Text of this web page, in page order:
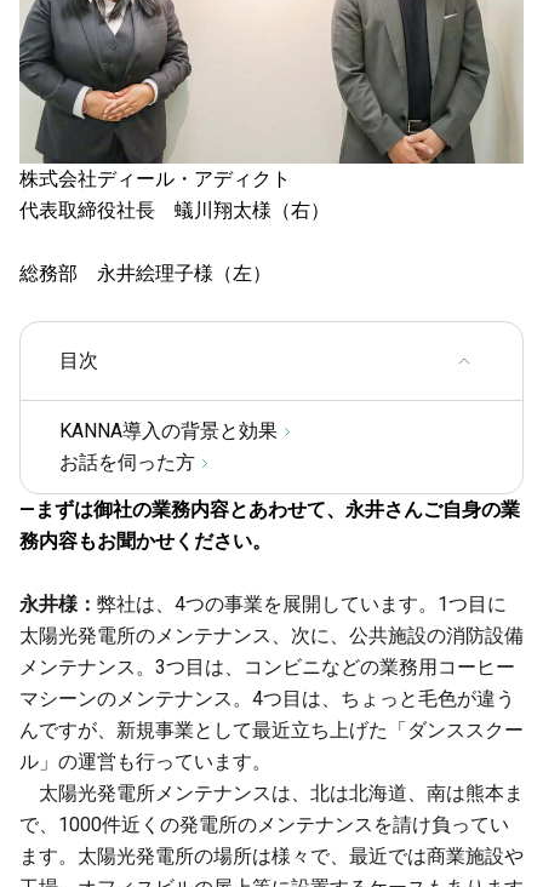
株式会社ディール・アディクト
代表取締役社長 蟻川翔太様（右）
総務部 永井絵理子様（左）
目次
KANNA導入の背景と効果
お話を伺った方
—まずは御社の業務内容とあわせて、永井さんご自身の業
務内容もお聞かせください。
永井様： 弊社は、4つの事業を展開しています。1つ目に
太陽光発電所のメンテナンス、次に、公共施設の消防設備
メンテナンス。3つ目は、コンビニなどの業務用コーヒー
マシーンのメンテナンス。4つ目は、ちょっと毛色が違う
んですが、新規事業として最近立ち上げた「ダンススクー
ル」の運営も行っています。
太陽光発電所メンテナンスは、北は北海道、南は熊本ま
で、1000件近くの発電所のメンテナンスを請け負ってい
ます。太陽光発電所の場所は様々で、最近では商業施設や